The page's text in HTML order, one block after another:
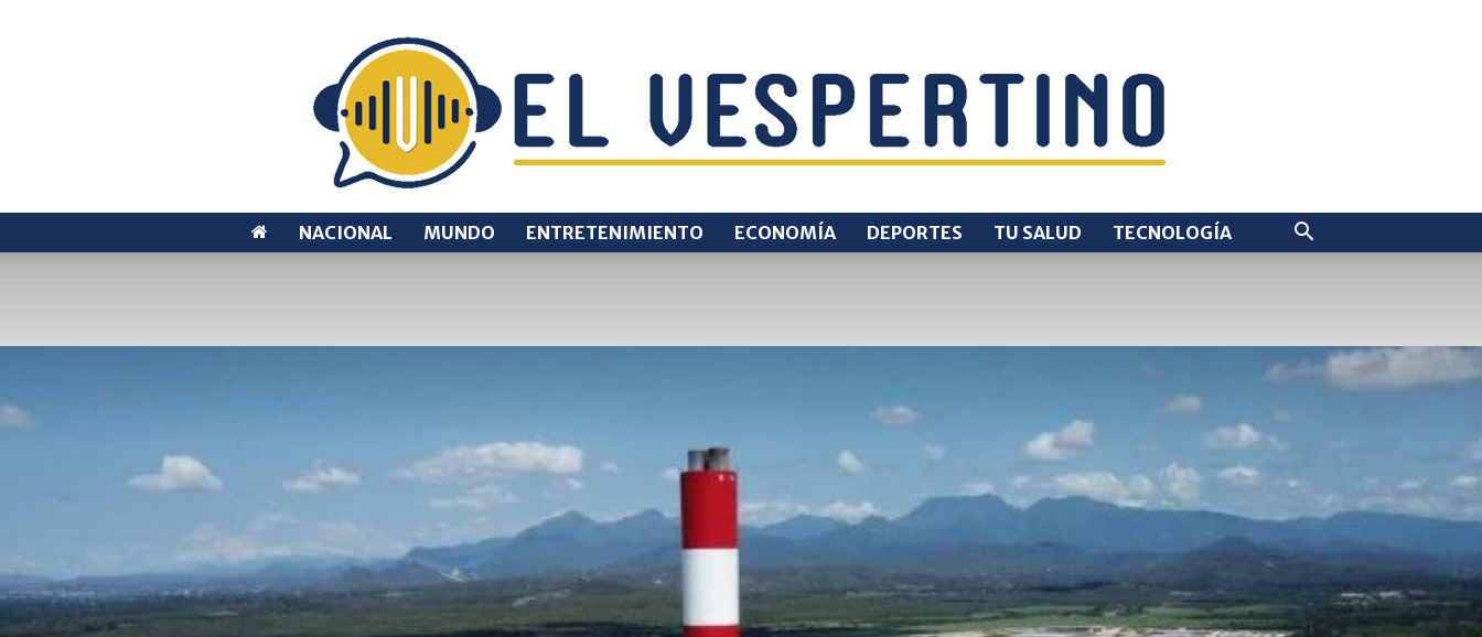
NACIONAL MUNDO ENTRETENIMIENTO ECONOMÍA DEPORTES TU SALUD TECNOLOGÍA